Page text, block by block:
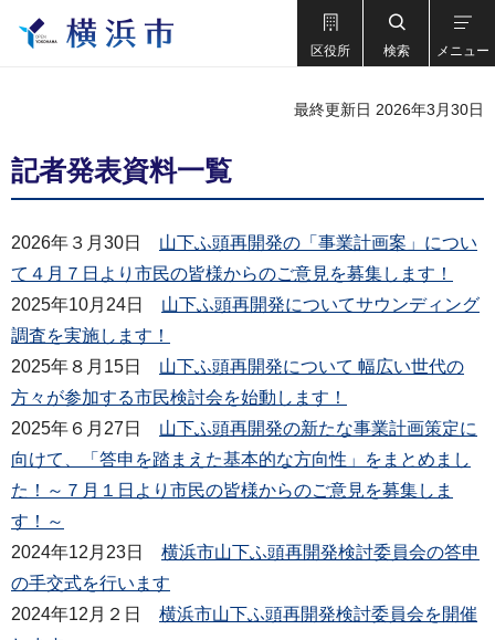
区役所 検索 メニュー
最終更新日 2026年3月30日
記者発表資料一覧
2026年３月30日 山下ふ頭再開発の「事業計画案」につい
て４月７日より市民の皆様からのご意見を募集します！
2025年10月24日 山下ふ頭再開発についてサウンディング
調査を実施します！
2025年８月15日 山下ふ頭再開発について 幅広い世代の
方々が参加する市民検討会を始動します！
2025年６月27日 山下ふ頭再開発の新たな事業計画策定に
向けて、「答申を踏まえた基本的な方向性」をまとめまし
た！～７月１日より市民の皆様からのご意見を募集しま
す！～
2024年12月23日 横浜市山下ふ頭再開発検討委員会の答申
の手交式を行います
2024年12月２日 横浜市山下ふ頭再開発検討委員会を開催